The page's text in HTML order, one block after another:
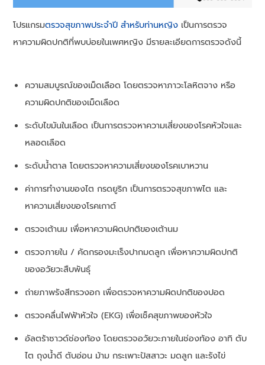
โปรแกรมตรวจสุขภาพประจำปี สำหรับท่านหญิง เป็นการตรวจ
หาความผิดปกติที่พบบ่อยในเพศหญิง มีรายละเอียดการตรวจดังนี้
ความสมบูรณ์ของเม็ดเลือด โดยตรวจหาภาวะโลหิตจาง หรือ
ความผิดปกติของเม็ดเลือด
ระดับไขมันในเลือด เป็นการตรวจหาความเสี่ยงของโรคหัวใจและ
หลอดเลือด
ระดับน้ำตาล โดยตรวจหาความเสี่ยงของโรคเบาหวาน
ค่าการทำงานของไต กรดยูริก เป็นการตรวจสุขภาพไต และ
หาความเสี่ยงของโรคเกาต์
ตรวจเต้านม เพื่อหาความผิดปกติของเต้านม
ตรวจภายใน / คัดกรองมะเร็งปากมดลูก เพื่อหาความผิดปกติ
ของอวัยวะสืบพันธุ์
ถ่ายภาพรังสีทรวงอก เพื่อตรวจหาความผิดปกติของปอด
ตรวจคลื่นไฟฟ้าหัวใจ (EKG) เพื่อเช็คสุขภาพของหัวใจ
อัลตร้าซาวด์ช่องท้อง โดยตรวจอวัยวะภายในช่องท้อง อาทิ ตับ
ไต ถุงน้ำดี ตับอ่อน ม้าม กระเพาะปัสสาวะ มดลูก และรังไข่